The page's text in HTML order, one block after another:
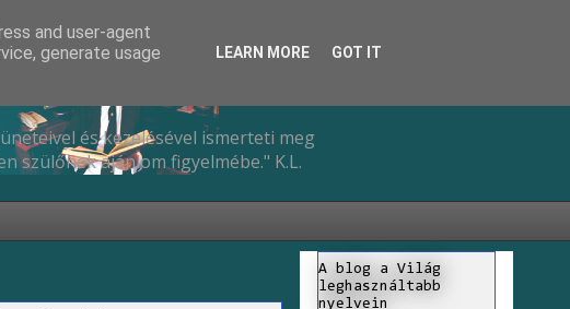
és kezelésével ismerteti meg
szülőnek ajánlom figyelmébe." K.L.
A blog a Világ
leghasználtabb
nyelvein
and user-agent
generate usage
LEARN MORE GOT IT